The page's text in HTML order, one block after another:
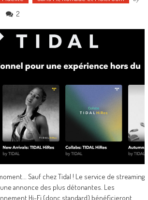
2
Sauf chez Tidal ! Le service de streaming
annonce des plus détonantes. Les
Hi-Fi (donc standard) bénéficieront